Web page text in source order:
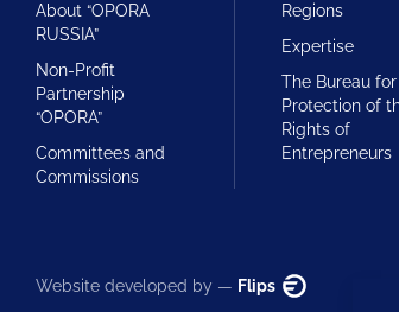
About “OPORA
RUSSIA”
Non-Profit
Partnership
“OPORA”
Committees and
Commissions
Regions
Expertise
The Bureau
Protection of
Rights of
Entrepreneurs
Website developed by — Flips